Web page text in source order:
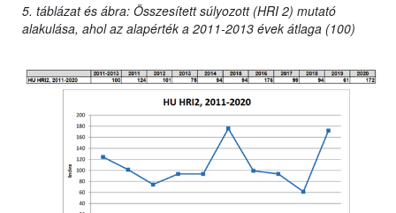
5. táblázat és ábra: Összesített súlyozott (HRI 2) mutató
alakulása, ahol az alapérték a 2011-2013 évek átlaga (100)